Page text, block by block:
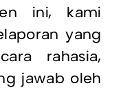
ini, kami
yang
rahasia,
jawab oleh